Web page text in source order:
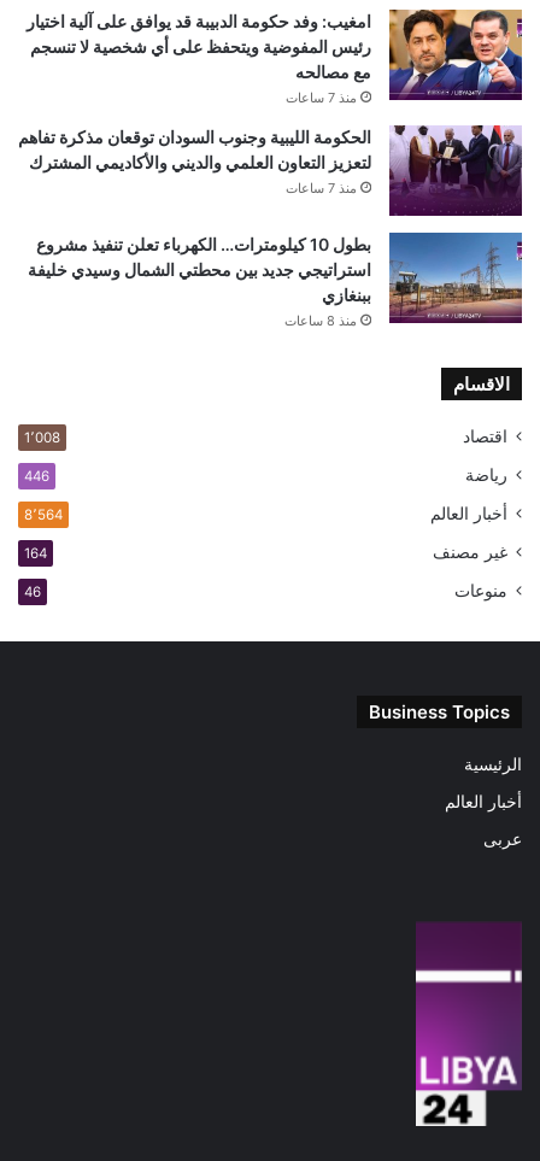
امغيب: وفد حكومة الدبيبة قد يوافق على آلية اختيار
رئيس المفوضية ويتحفظ على أي شخصية لا تنسجم
مع مصالحه
منذ 7 ساعات
الحكومة الليبية وجنوب السودان توقعان مذكرة تفاهم
لتعزيز التعاون العلمي والديني والأكاديمي المشترك
منذ 7 ساعات
بطول 10 كيلومترات… الكهرباء تعلن تنفيذ مشروع
استراتيجي جديد بين محطتي الشمال وسيدي خليفة
ببنغازي
منذ 8 ساعات
الاقسام
اقتصاد 1٬008
رياضة 446
أخبار العالم 8٬564
غير مصنف 164
منوعات 46
Business Topics
الرئيسية
أخبار العالم
عربى